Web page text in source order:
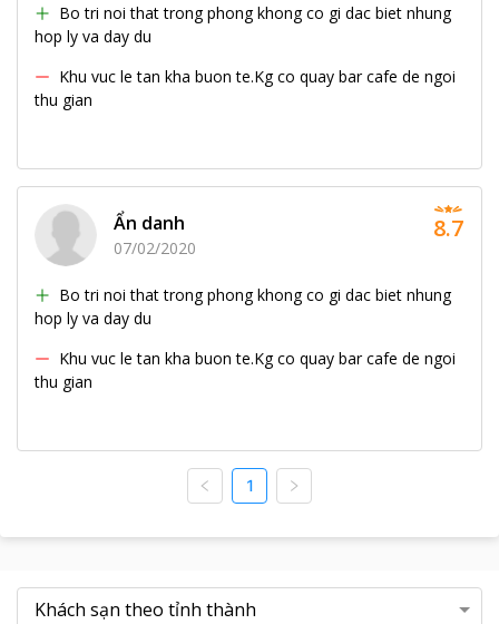
Bo tri noi that trong phong khong co gi dac biet nhung
hop ly va day du
Khu vuc le tan kha buon te.Kg co quay bar cafe de ngoi
thu gian
Ẩn danh
07/02/2020
Bo tri noi that trong phong khong co gi dac biet nhung
hop ly va day du
Khu vuc le tan kha buon te.Kg co quay bar cafe de ngoi
thu gian
8.7
1